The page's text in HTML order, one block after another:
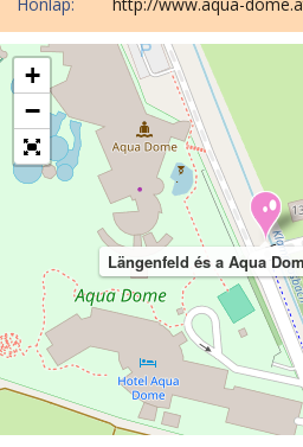
Längenfeld és a Aqua
+
−